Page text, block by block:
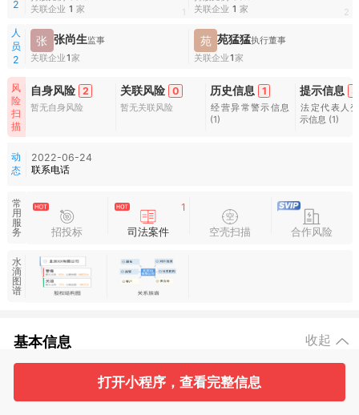
2
关联企业 1 家 1
关联企业 1 家 2
人
员
2
张 张尚生监事
关联企业1家
苑 苑猛猛执行董事
关联企业1家
风
险
扫
描
自身风险 2
暂无自身风险
关联风险 0
暂无关联风险
历史信息 1
经营异常警示信息
(1)
提示信息 3
法定代表人
示信息 (1)
动
态
2022-06-24
联系电话
常
用
服
务
招投标
1
司法案件 空壳扫描 合作风险
水
滴
图
谱
基本信息 收起
2 2
打开小程序，查看完整信息